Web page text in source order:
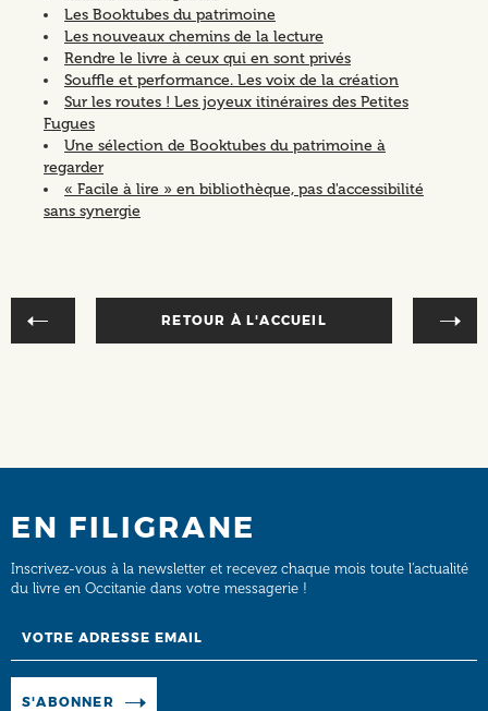
Les Booktubes du patrimoine
Les nouveaux chemins de la lecture
Rendre le livre à ceux qui en sont privés
Souffle et performance. Les voix de la création
Sur les routes ! Les joyeux itinéraires des Petites
Fugues
Une sélection de Booktubes du patrimoine à
regarder
« Facile à lire » en bibliothèque, pas d'accessibilité
sans synergie
RETOUR À L'ACCUEIL
EN FILIGRANE
Inscrivez-vous à la newsletter et recevez chaque mois toute l’actualité
du livre en Occitanie dans votre messagerie !
S'ABONNER